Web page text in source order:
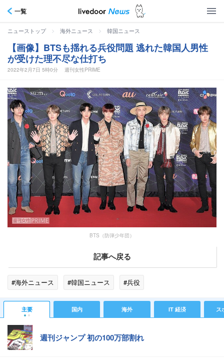
一覧
ニューストップ > 海外ニュース > 韓国ニュース
【画像】BTSも揺れる兵役問題 逃れた韓国人男性
が受けた理不尽な仕打ち
2022年2月7日 5時0分 週刊女性PRIME
BTS（防弾少年団）
記事へ戻る
#海外ニュース #韓国ニュース #兵役
主要 国内 海外 IT 経済 ス
週刊ジャンプ 初の100万部割れ